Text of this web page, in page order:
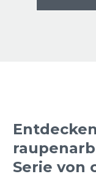
Serie von